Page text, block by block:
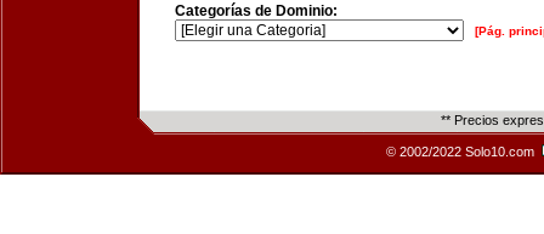
Categorías de Dominio:
[Pág.
** Precios
© 2002/2022 Solo10.com